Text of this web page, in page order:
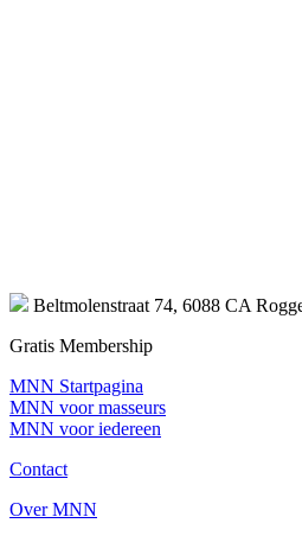
Beltmolenstraat 74, 6088 CA
Gratis Membership
MNN Startpagina
MNN voor masseurs
MNN voor iedereen
Contact
Over MNN